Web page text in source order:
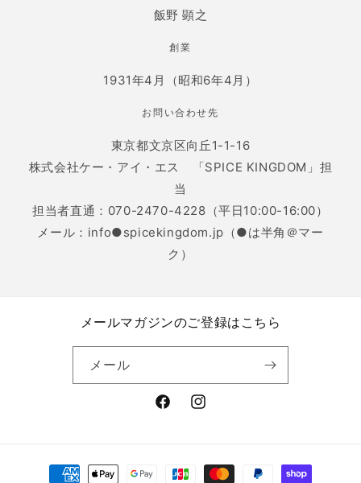
飯野 顕之
創業
1931年4月（昭和6年4月）
お問い合わせ先
東京都文京区向丘1-1-16
株式会社ケー・アイ・エス 「SPICE KINGDOM」担
当
担当者直通：070-2470-4228（平日10:00-16:00）
メール：info●spicekingdom.jp（●は半角＠マー
ク）
メールマガジンのご登録はこちら
メール
FacebookInstagram